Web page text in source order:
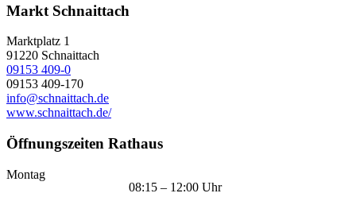
Markt Schnaittach
Marktplatz 1
91220 Schnaittach
09153 409-0
09153 409-170
info@schnaittach.de
www.schnaittach.de/
Öffnungszeiten Rathaus
Montag
08:15 – 12:00 Uhr